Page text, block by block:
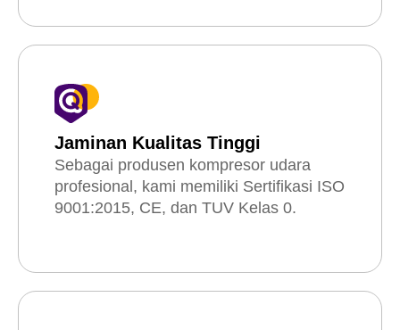
Jaminan Kualitas Tinggi
Sebagai produsen kompresor udara
profesional, kami memiliki Sertifikasi ISO
9001:2015, CE, dan TUV Kelas 0.